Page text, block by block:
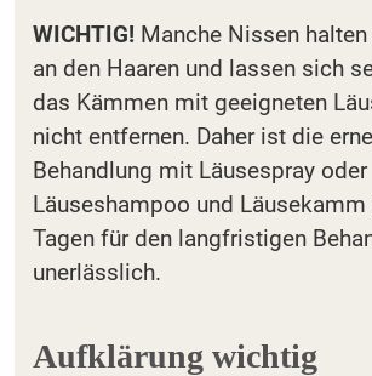
WICHTIG! Manche Nissen
an den Haaren und lassen sich
das Kämmen mit geeigneten
nicht entfernen. Daher ist die
Behandlung mit Läusespray oder
Läuseshampoo und
Tagen für den langfristigen
unerlässlich.
Aufklärung wichtig